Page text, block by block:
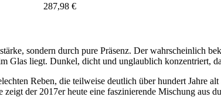
287,98 €
sondern durch pure Präsenz. Der wahrscheinlich
Glas liegt. Dunkel, dicht und unglaublich konzentriert,
Reben, die teilweise deutlich über hundert Jahre
der 2017er heute eine faszinierende Mischung aus